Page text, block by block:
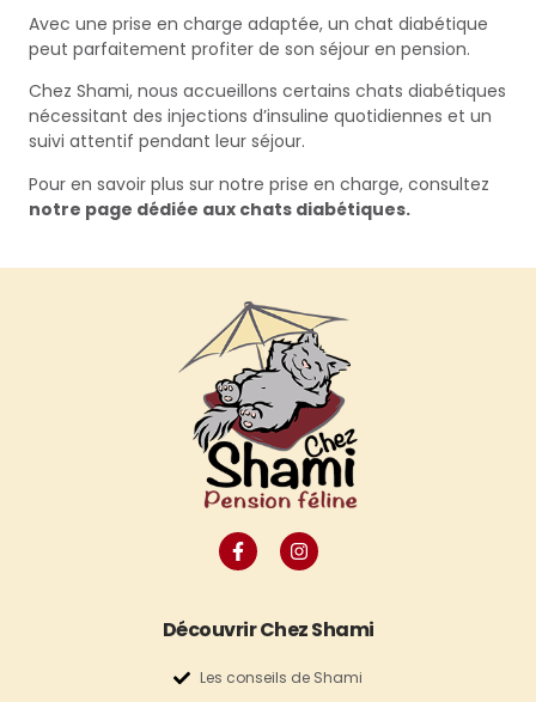
Avec une prise en charge adaptée, un chat diabétique
peut parfaitement profiter de son séjour en pension.
Chez Shami, nous accueillons certains chats diabétiques
nécessitant des injections d’insuline quotidiennes et un
suivi attentif pendant leur séjour.
Pour en savoir plus sur notre prise en charge, consultez
notre page dédiée aux chats diabétiques.
Découvrir Chez Shami
Les conseils de Shami